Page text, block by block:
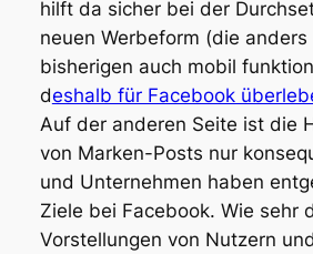
hilft da sicher bei der
neuen Werbeform (die anders
bisherigen auch mobil
deshalb für Facebook
Auf der anderen Seite ist die
von Marken-Posts nur
und Unternehmen haben
Ziele bei Facebook. Wie sehr
Vorstellungen von Nutzern